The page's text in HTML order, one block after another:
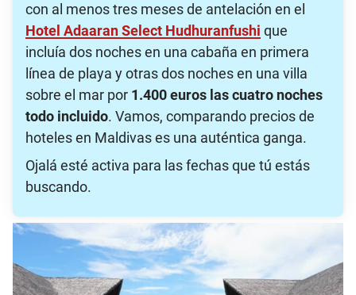
con al menos tres meses de antelación en el
Hotel Adaaran Select Hudhuranfushi que
incluía dos noches en una cabaña en primera
línea de playa y otras dos noches en una villa
sobre el mar por 1.400 euros las cuatro noches
todo incluido. Vamos, comparando precios de
hoteles en Maldivas es una auténtica ganga.
Ojalá esté activa para las fechas que tú estás
buscando.